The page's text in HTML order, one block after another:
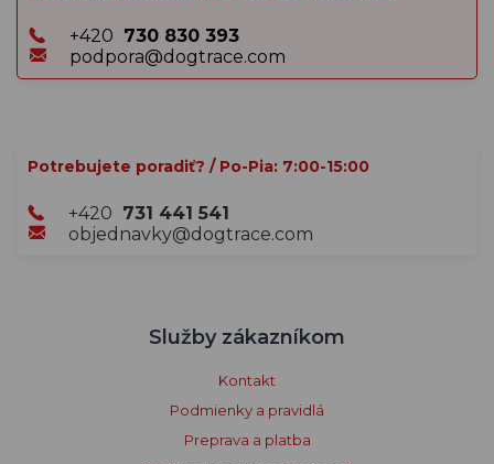
+420 730 830 393
podpora@dogtrace.com
Potrebujete poradiť? / Po-Pia: 7:00-15:00
+420 731 441 541
objednavky@dogtrace.com
Služby zákazníkom
Kontakt
Podmienky a pravidlá
Preprava a platba